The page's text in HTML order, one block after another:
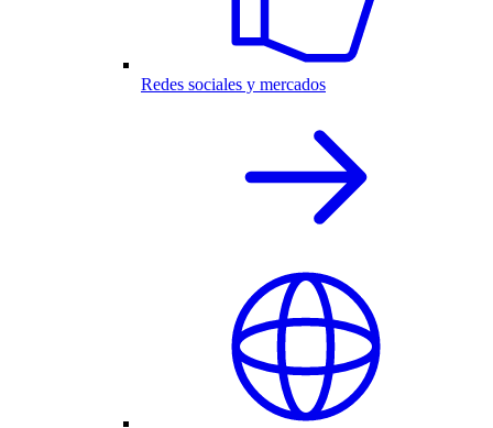
Redes sociales y mercados